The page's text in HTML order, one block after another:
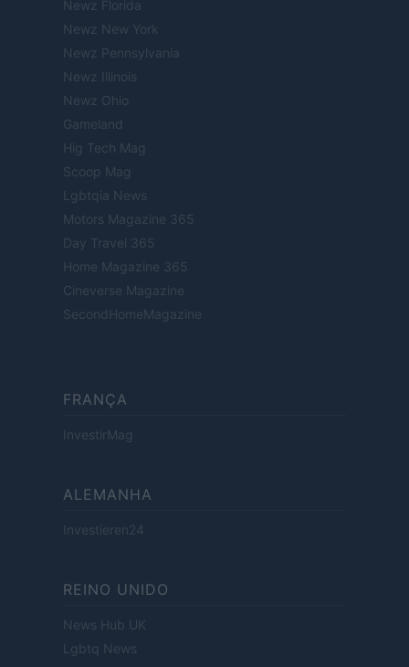
Newz Florida
Newz New York
Newz Pennsylvania
Newz Illinois
Newz Ohio
Gameland
Hig Tech Mag
Scoop Mag
Lgbtqia News
Motors Magazine 365
Day Travel 365
Home Magazine 365
Cineverse Magazine
SecondHomeMagazine
FRANÇA
InvestirMag
ALEMANHA
Investieren24
REINO UNIDO
News Hub UK
Lgbtq News